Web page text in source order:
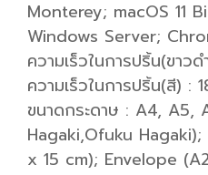
Monterey; macOS 11
Windows Server;
ความเร็วในการปริ้น(ขาว
ความเร็วในการปริ้น(สี) :
ขนาดกระดาษ : A4, A5,
Hagaki,Ofuku
x 15 cm); Envelope